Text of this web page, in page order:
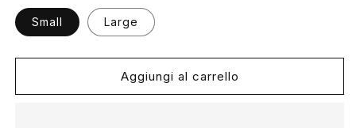
Small Large
Aggiungi al carrello